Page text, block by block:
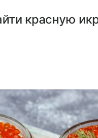
красную